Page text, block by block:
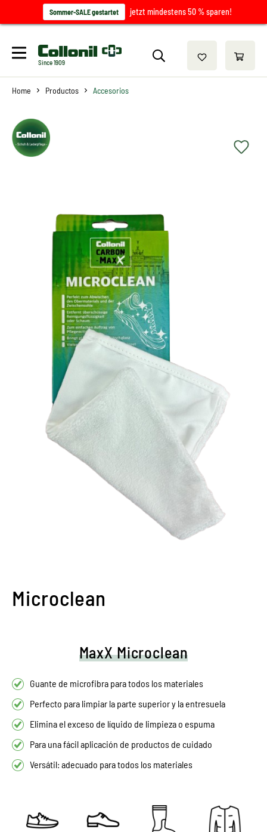
Sommer-SALE gestartet jetzt mindestens 50 % sparen!
Since 1909
Home Productos Accesorios
Microclean
MaxX Microclean
Guante de microfibra para todos los materiales
Perfecto para limpiar la parte superior y la entresuela
Elimina el exceso de líquido de limpieza o espuma
Para una fácil aplicación de productos de cuidado
Versátil: adecuado para todos los materiales